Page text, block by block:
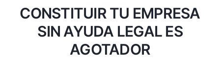
CONSTITUIR TU EMPRESA
SIN AYUDA LEGAL ES
AGOTADOR